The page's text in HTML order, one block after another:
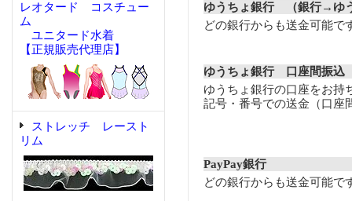
レオタード コスチュー
ム
ユニタード水着
【正規販売代理店】
ストレッチ レースト
リム
ゆうちょ銀行 （銀行→ゆ
どの銀行からも送金可能で
ゆうちょ銀行 口座間振込
ゆうちょ銀行の口座をお持
記号・番号での送金（口座
PayPay銀行
どの銀行からも送金可能で